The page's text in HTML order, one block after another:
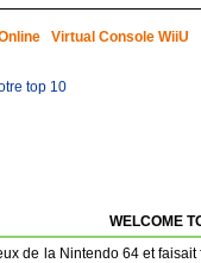
Virtual Console WiiU
top 10
WELCOME
de la Nintendo 64 et faisait